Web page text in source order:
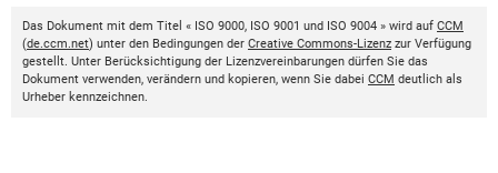
Das Dokument mit dem Titel « ISO 9000, ISO 9001 und ISO 9004 » wird auf CCM
(de.ccm.net) unter den Bedingungen der Creative Commons-Lizenz zur Verfügung
gestellt. Unter Berücksichtigung der Lizenzvereinbarungen dürfen Sie das
Dokument verwenden, verändern und kopieren, wenn Sie dabei CCM deutlich als
Urheber kennzeichnen.